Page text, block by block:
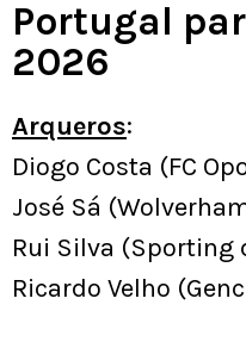
Portugal
2026
Arqueros:
Diogo Costa (FC
José Sá
Rui Silva (Sporting
Ricardo Velho